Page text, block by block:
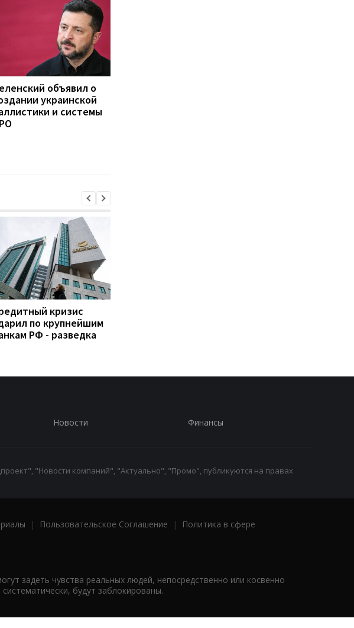
объявил о
украинской
и системы
кризис
по крупнейшим
РФ - разведка
Новости Финансы
"Новости компаний", "Актуально", "Промо", публикуются на правах
| Пользовательское Соглашение |
Политика в сфере
задеть чувства реальных людей, непосредственно или косвенно
будут заблокированы.